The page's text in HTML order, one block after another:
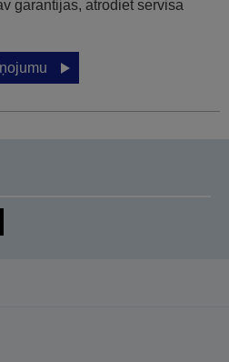
garantijas, atrodiet servisa